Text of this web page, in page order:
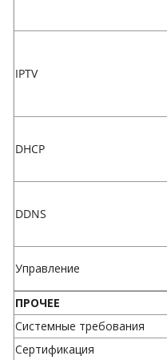
IPTV
DHCP
DDNS
Управление
ПРОЧЕЕ
Системные требования
Сертификация